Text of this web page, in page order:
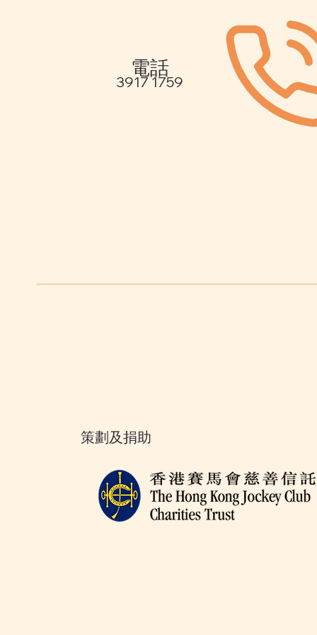
3917 1759
電話
策劃及捐助